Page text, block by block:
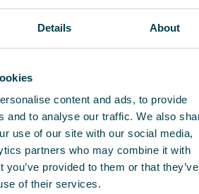
Details About
content and ads, to provide
and to analyse our traffic. We also
use of our site with our social media,
partners who may combine it with
you’ve provided to them or that they’ve
of their services.
Suunniteltu vaativiin
ympäristöihin, joissa
turvallisuusvaatimukset
ovat korkeat.